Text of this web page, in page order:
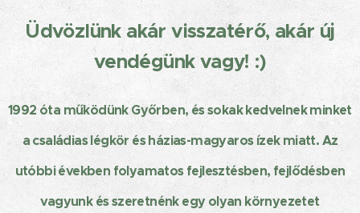
Üdvözlünk akár visszatérő, akár új
vendégünk vagy! :)
1992 óta működünk Győrben, és sokak kedvelnek minket
a családias légkör és házias-magyaros ízek miatt.Az
utóbbi években folyamatos fejlesztésben, fejlődésben
vagyunk és szeretnénk egy olyan környezetet